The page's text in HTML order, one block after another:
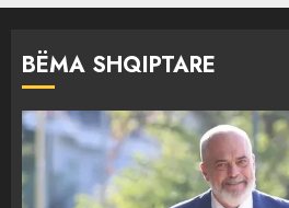
BËMA SHQIPTARE